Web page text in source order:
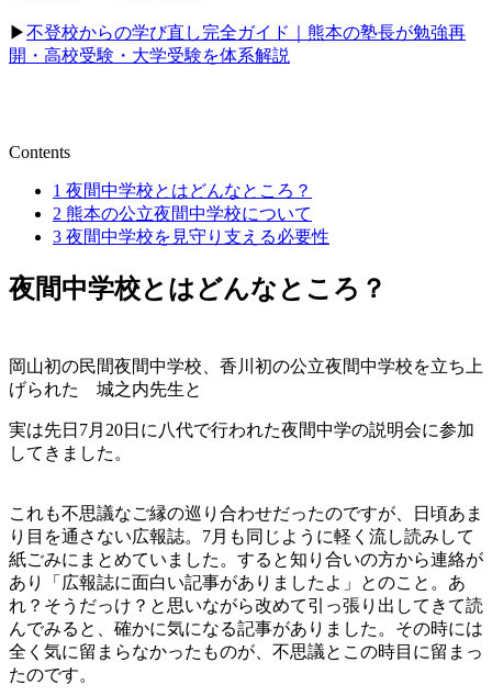
▶︎不登校からの学び直し完全ガイド｜熊本の塾長が勉強再
開・高校受験・大学受験を体系解説
Contents
1 夜間中学校とはどんなところ？
2 熊本の公立夜間中学校について
3 夜間中学校を見守り支える必要性
夜間中学校とはどんなところ？
岡山初の民間夜間中学校、香川初の公立夜間中学校を立ち上
げられた 城之内先生と
実は先日7月20日に八代で行われた夜間中学の説明会に参加
してきました。
これも不思議なご縁の巡り合わせだったのですが、日頃あま
り目を通さない広報誌。7月も同じように軽く流し読みして
紙ごみにまとめていました。すると知り合いの方から連絡が
あり「広報誌に面白い記事がありましたよ」とのこと。あ
れ？そうだっけ？と思いながら改めて引っ張り出してきて読
んでみると、確かに気になる記事がありました。その時には
全く気に留まらなかったものが、不思議とこの時目に留まっ
たのです。